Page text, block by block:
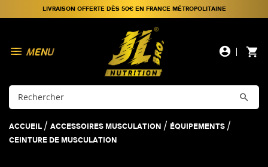
LIVRAISON OFFERTE DÈS 50€ EN FRANCE MÉTROPOLITAINE
 account_circle shopping_cart

ACCUEIL ACCESSOIRES MUSCULATION
ÉQUIPEMENTS
CEINTURE DE MUSCULATION